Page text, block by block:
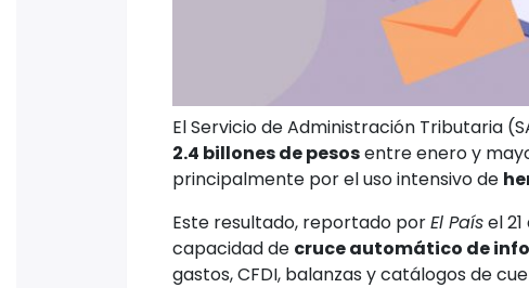
El Servicio de Administración Tributaria
2.4 billones de pesosentre enero y
principalmente por el uso intensivo de
Este resultado, reportado porEl Paísel
capacidad de cruce automático de
gastos, CFDI, balanzas y catálogos de